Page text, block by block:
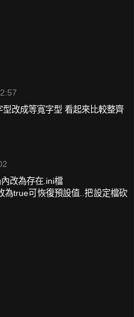
改成等寬字型 看起來比較整齊
改為存在.ini檔
為true可恢復預設值..把設定檔砍